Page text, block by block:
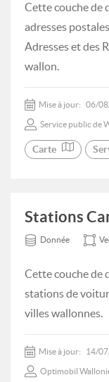
Cette couche de
adresses
Adresses et des
wallon.
Mise à jour: 06/
Service public de
Carte
Stations
Donnée
Cette couche de
stations de
villes wallonnes.
Mise à jour: 14/
Optimobil